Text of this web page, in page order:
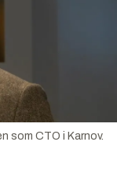
som CTO i Karnov.